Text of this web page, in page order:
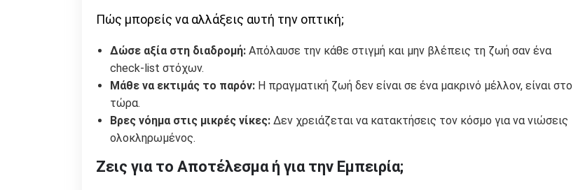
Πώς μπορείς να αλλάξεις αυτή την οπτική;
Δώσε αξία στη διαδρομή: Απόλαυσε την κάθε στιγμή και μην βλέπεις τη ζωή σαν ένα
check-list στόχων.
Μάθε να εκτιμάς το παρόν: Η πραγματική ζωή δεν είναι σε ένα μακρινό μέλλον, είναι στο
τώρα.
Βρες νόημα στις μικρές νίκες: Δεν χρειάζεται να κατακτήσεις τον κόσμο για να νιώσεις
ολοκληρωμένος.
Ζεις για το Αποτέλεσμα ή για την Εμπειρία;